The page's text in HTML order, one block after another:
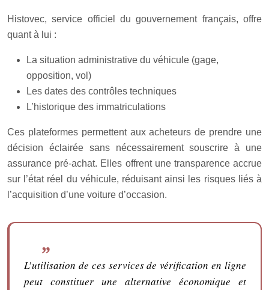
Histovec, service officiel du gouvernement français, offre
quant à lui :
La situation administrative du véhicule (gage,
opposition, vol)
Les dates des contrôles techniques
L’historique des immatriculations
Ces plateformes permettent aux acheteurs de prendre une
décision éclairée sans nécessairement souscrire à une
assurance pré-achat. Elles offrent une transparence accrue
sur l’état réel du véhicule, réduisant ainsi les risques liés à
l’acquisition d’une voiture d’occasion.
L’utilisation de ces services de vérification en ligne
peut constituer une alternative économique et